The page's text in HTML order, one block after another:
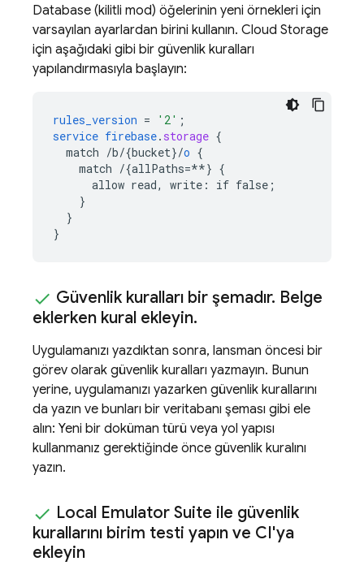
Database (kilitli mod) öğelerinin yeni örnekleri için
varsayılan ayarlardan birini kullanın. Cloud Storage
için aşağıdaki gibi bir güvenlik kuralları
yapılandırmasıyla başlayın:
rules_version = '2' ;
service firebase. storage {
match /b/{bucket}/o {
match /{allPaths=**} {
allow read, write : if false ;
}
}
}
Güvenlik kuralları bir şemadır. Belge
eklerken kural ekleyin.
Uygulamanızı yazdıktan sonra, lansman öncesi bir
görev olarak güvenlik kuralları yazmayın. Bunun
yerine, uygulamanızı yazarken güvenlik kurallarını
da yazın ve bunları bir veritabanı şeması gibi ele
alın: Yeni bir doküman türü veya yol yapısı
kullanmanız gerektiğinde önce güvenlik kuralını
yazın.
Local Emulator Suite ile güvenlik
kurallarını birim testi yapın ve CI'ya
ekleyin